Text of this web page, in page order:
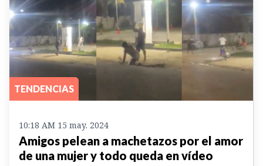
TENDENCIAS
10:18 AM 15 may. 2024
Amigos pelean a machetazos por el amor
de una mujer y todo queda en vídeo